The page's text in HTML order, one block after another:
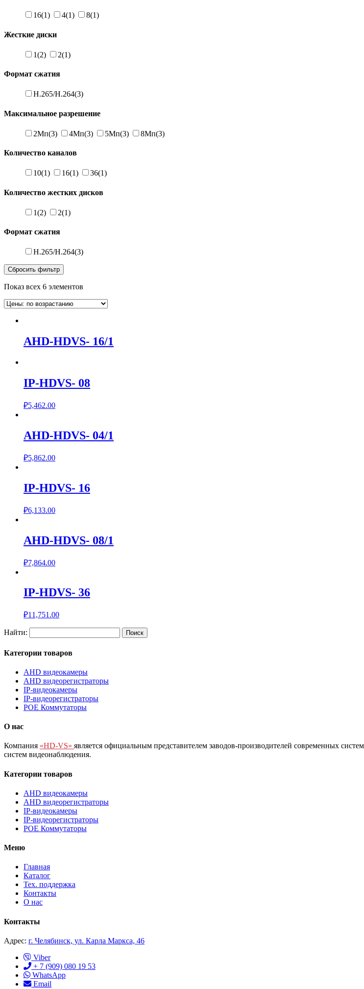
16(1) 4(1) 8(1)
Жесткие диски
1(2) 2(1)
Формат сжатия
H.265/H.264(3)
Максимальное разрешение
2Мп(3) 4Мп(3) 5Мп(3) 8Мп(3)
Количество каналов
10(1) 16(1) 36(1)
Количество жестких дисков
1(2) 2(1)
Формат сжатия
H.265/H.264(3)
Сбросить фильтр
Показ всех 6 элементов
AHD-HDVS- 16/1
IP-HDVS- 08
₽5,462.00
AHD-HDVS- 04/1
₽5,862.00
IP-HDVS- 16
₽6,133.00
AHD-HDVS- 08/1
₽7,864.00
IP-HDVS- 36
₽11,751.00
Найти:
Категории товаров
AHD видеокамеры
AHD видеорегистраторы
IP-видеокамеры
IP-видеорегистраторы
POE Коммутаторы
О нас
Компания «HD-VS» является официальным представителем заводов-производителей современных
систем видеонаблюдения.
Категории товаров
AHD видеокамеры
AHD видеорегистраторы
IP-видеокамеры
IP-видеорегистраторы
POE Коммутаторы
Меню
Главная
Каталог
Тех. поддержка
Контакты
О нас
Контакты
Адрес: г. Челябинск, ул. Карла Маркса, 46
Viber
+ 7 (909) 080 19 53
WhatsApp
Email